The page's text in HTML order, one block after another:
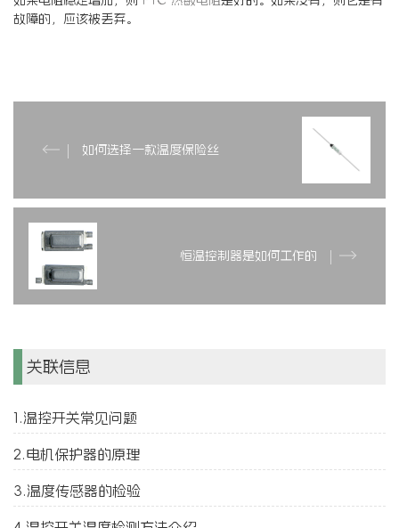
故障的，应该被丢弃。
如何选择一款温度保险丝
恒温控制器是如何工作的
关联信息
1.温控开关常见问题
2.电机保护器的原理
3.温度传感器的检验